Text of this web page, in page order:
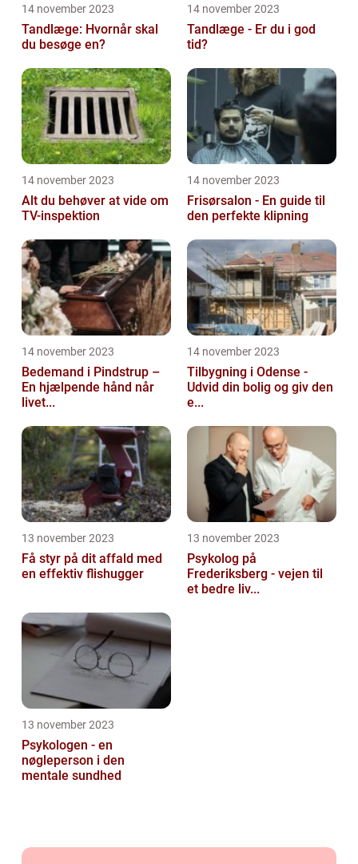
14 november 2023
Tandlæge: Hvornår skal
du besøge en?
14 november 2023
Tandlæge - Er du i god
tid?
14 november 2023
Alt du behøver at vide om
TV-inspektion
14 november 2023
Frisørsalon - En guide til
den perfekte klipning
14 november 2023
Bedemand i Pindstrup –
En hjælpende hånd når
livet...
14 november 2023
Tilbygning i Odense -
Udvid din bolig og giv den
e...
13 november 2023
Få styr på dit affald med
en effektiv flishugger
13 november 2023
Psykolog på
Frederiksberg - vejen til
et bedre liv...
13 november 2023
Psykologen - en
nøgleperson i den
mentale sundhed